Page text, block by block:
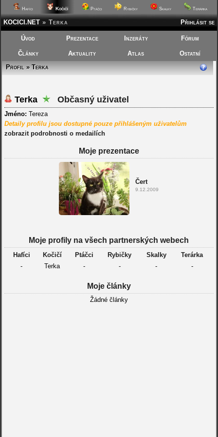
Hafíci Kočičí Ptáčci Rybičky Skalky Terárka
Přihlásit se
KOCICI.NET » Terka
Úvod Prezentace Inzeráty Fórum
Články Aktuality Atlas
Ostatní
Profil » Terka
Terka Občasný uživatel
Jméno: Tereza
Detaily profilu jsou dostupné pouze přihlášeným uživatelům
zobrazit podrobnosti o medailích
Moje prezentace
Čert
9.12.2009
Moje profily na všech partnerských webech
Hafíci Kočičí Ptáčci Rybičky Skalky
Terárka
-
Terka - - - -
Moje články
Žádné články